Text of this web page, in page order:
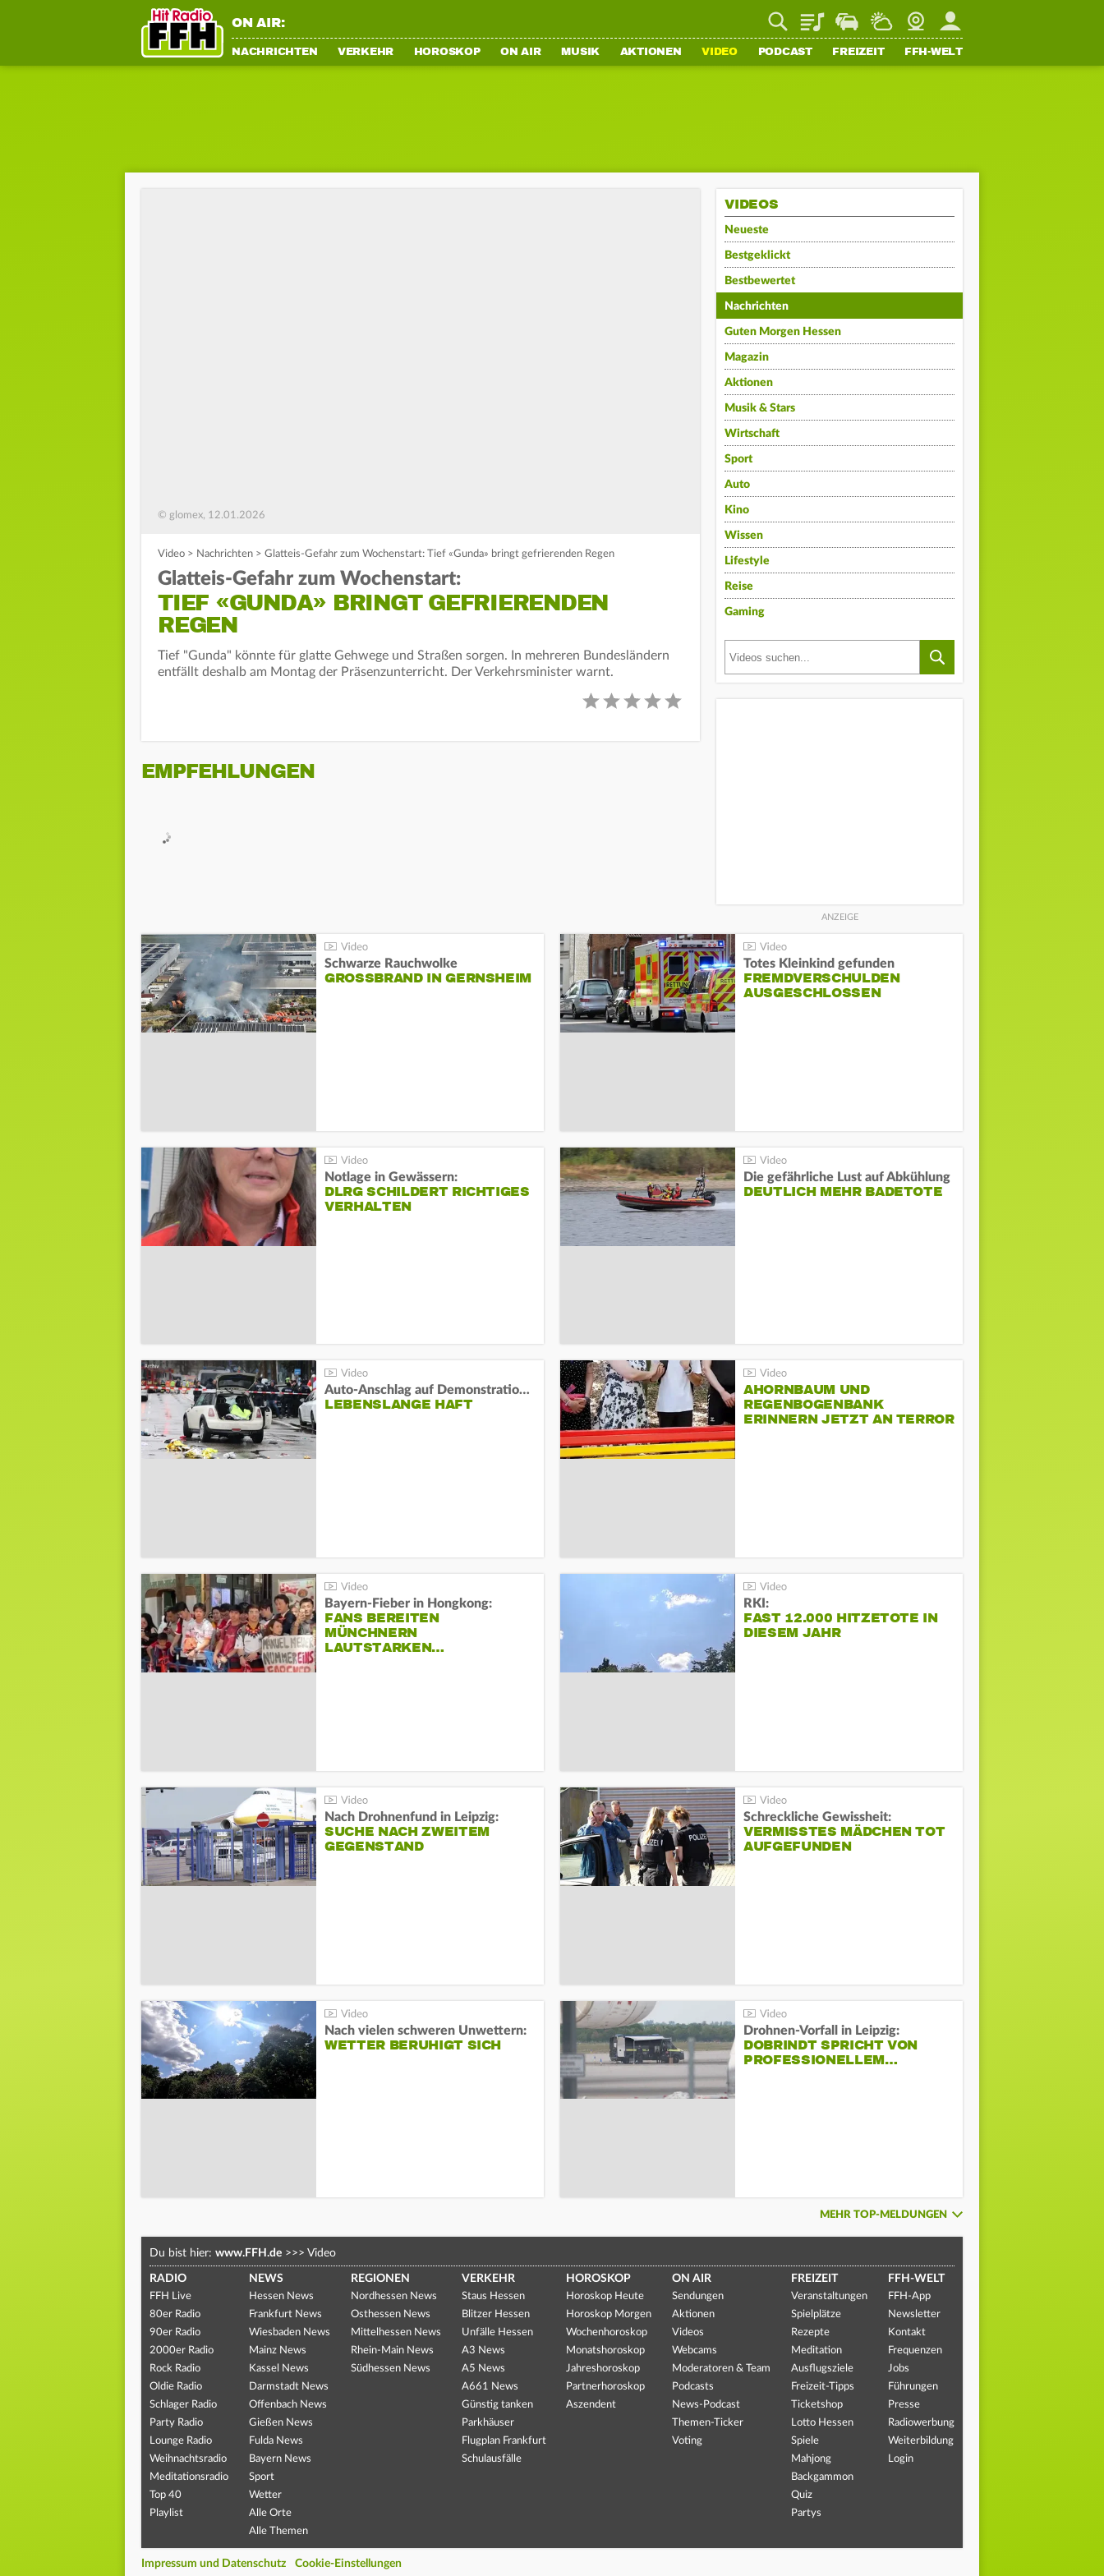
ON AIR: PlaylistStaupilotWetterWebcamMein FFH
NACHRICHTEN VERKEHR HOROSKOP ON AIR MUSIK AKTIONEN VIDEO PODCAST FREIZEIT FFH-WELT
© glomex, 12.01.2026
Video > Nachrichten > Glatteis-Gefahr zum Wochenstart: Tief «Gunda» bringt gefrierenden Regen
Glatteis-Gefahr zum Wochenstart:
TIEF «GUNDA» BRINGT GEFRIERENDEN
REGEN
Tief "Gunda" könnte für glatte Gehwege und Straßen sorgen. In mehreren Bundesländern
entfällt deshalb am Montag der Präsenzunterricht. Der Verkehrsminister warnt.
EMPFEHLUNGEN
VIDEOS
Neueste
Bestgeklickt
Bestbewertet
Nachrichten
Guten Morgen Hessen
Magazin
Aktionen
Musik & Stars
Wirtschaft
Sport
Auto
Kino
Wissen
Lifestyle
Reise
Gaming
Schwarze Rauchwolke
GROSSBRAND IN GERNSHEIM
Totes Kleinkind gefunden
FREMDVERSCHULDEN
AUSGESCHLOSSEN
Notlage in Gewässern:
DLRG SCHILDERT RICHTIGES
VERHALTEN
Die gefährliche Lust auf Abkühlung
DEUTLICH MEHR BADETOTE
Auto-Anschlag auf Demonstration in München:
LEBENSLANGE HAFT
AHORNBAUM UND
REGENBOGENBANK
ERINNERN JETZT AN TERROR
Bayern-Fieber in Hongkong:
FANS BEREITEN
MÜNCHNERN
LAUTSTARKEN…
RKI:
FAST 12.000 HITZETOTE IN
DIESEM JAHR
Nach Drohnenfund in Leipzig:
SUCHE NACH ZWEITEM
GEGENSTAND
Schreckliche Gewissheit:
VERMISSTES MÄDCHEN TOT
AUFGEFUNDEN
Nach vielen schweren Unwettern:
WETTER BERUHIGT SICH
Drohnen-Vorfall in Leipzig:
DOBRINDT SPRICHT VON
PROFESSIONELLEM…
MEHR TOP-MELDUNGEN
Du bist hier: www.FFH.de >>> Video
RADIO
FFH Live
80er Radio
90er Radio
2000er Radio
Rock Radio
Oldie Radio
Schlager Radio
Party Radio
Lounge Radio
Weihnachtsradio
Meditationsradio
Top 40
Playlist
NEWS
Hessen News
Frankfurt News
Wiesbaden News
Mainz News
Kassel News
Darmstadt News
Offenbach News
Gießen News
Fulda News
Bayern News
Sport
Wetter
Alle Orte
Alle Themen
REGIONEN
Nordhessen News
Osthessen News
Mittelhessen News
Rhein-Main News
Südhessen News
VERKEHR
Staus Hessen
Blitzer Hessen
Unfälle Hessen
A3 News
A5 News
A661 News
Günstig tanken
Parkhäuser
Flugplan Frankfurt
Schulausfälle
HOROSKOP
Horoskop Heute
Horoskop Morgen
Wochenhoroskop
Monatshoroskop
Jahreshoroskop
Partnerhoroskop
Aszendent
ON AIR
Sendungen
Aktionen
Videos
Webcams
Moderatoren & Team
Podcasts
News-Podcast
Themen-Ticker
Voting
FREIZEIT
Veranstaltungen
Spielplätze
Rezepte
Meditation
Ausflugsziele
Freizeit-Tipps
Ticketshop
Lotto Hessen
Spiele
Mahjong
Backgammon
Quiz
Partys
FFH-WELT
FFH-App
Newsletter
Kontakt
Frequenzen
Jobs
Führungen
Presse
Radiowerbung
Weiterbildung
Login
Impressum und Datenschutz Cookie-Einstellungen